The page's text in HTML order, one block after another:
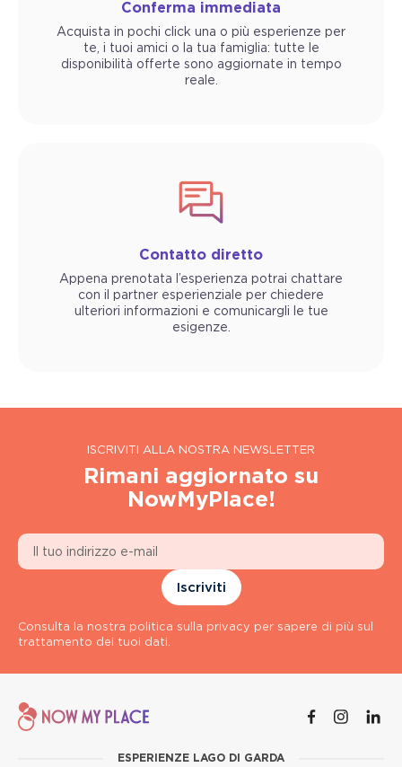
Conferma immediata
Acquista in pochi click una o più esperienze per
te, i tuoi amici o la tua famiglia: tutte le
disponibilità offerte sono aggiornate in tempo
reale.
Contatto diretto
Appena prenotata l’esperienza potrai chattare
con il partner esperienziale per chiedere
ulteriori informazioni e comunicargli le tue
esigenze.
ISCRIVITI ALLA NOSTRA NEWSLETTER
Rimani aggiornato su
NowMyPlace!
Iscriviti
Consulta la nostra politica sulla privacy per sapere di più sul
trattamento dei tuoi dati.
ESPERIENZE LAGO DI GARDA